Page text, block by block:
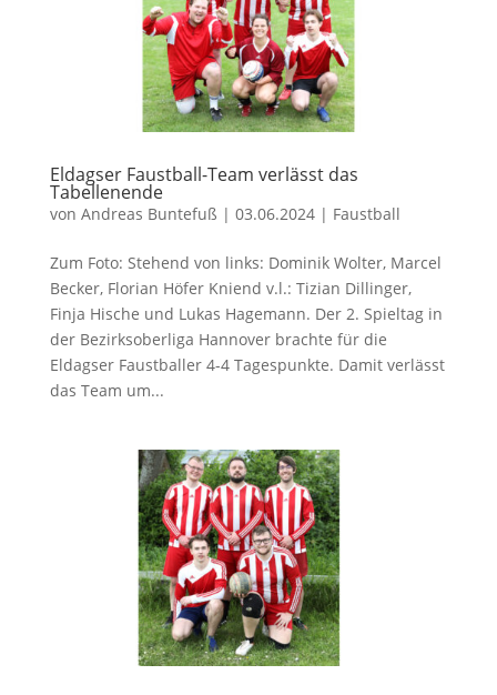
Eldagser Faustball-Team verlässt das
Tabellenende
von Andreas Buntefuß | 03.06.2024| Faustball
Zum Foto: Stehend von links: Dominik Wolter, Marcel
Becker, Florian Höfer Kniend v.l.: Tizian Dillinger,
Finja Hische und Lukas Hagemann. Der 2. Spieltag in
der Bezirksoberliga Hannover brachte für die
Eldagser Faustballer 4-4 Tagespunkte. Damit verlässt
das Team um...